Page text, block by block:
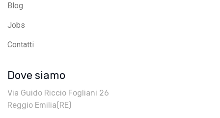
Blog
Jobs
Contatti
Dove siamo
Via Guido Riccio Fogliani 26
Reggio Emilia(RE)